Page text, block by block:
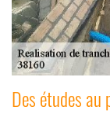
Des études au